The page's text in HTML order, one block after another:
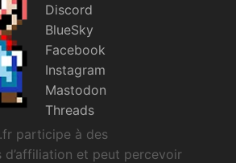
Discord
BlueSky
Facebook
Instagram
Mastodon
Threads
participe à des
d’affiliation et peut percevoir